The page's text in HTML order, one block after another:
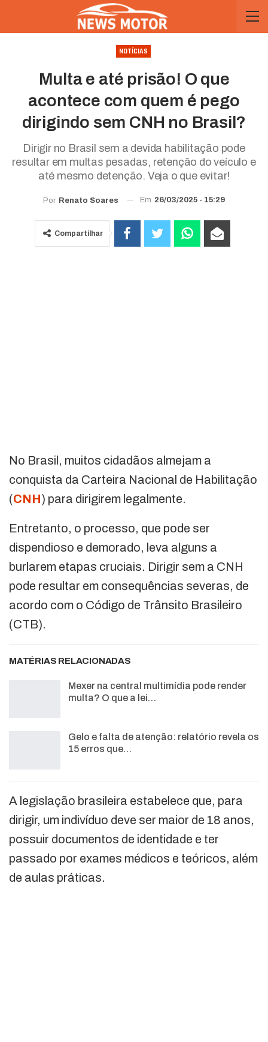
NOTÍCIAS
Multa e até prisão! O que
acontece com quem é pego
dirigindo sem CNH no Brasil?
Dirigir no Brasil sem a devida habilitação pode
resultar em multas pesadas, retenção do veículo e
até mesmo detenção. Veja o que evitar!
Por Renato Soares Em 26/03/2025 - 15:29
Compartilhar
No Brasil, muitos cidadãos almejam a
conquista da Carteira Nacional de Habilitação
(CNH) para dirigirem legalmente.
Entretanto, o processo, que pode ser
dispendioso e demorado, leva alguns a
burlarem etapas cruciais. Dirigir sem a CNH
pode resultar em consequências severas, de
acordo com o Código de Trânsito Brasileiro
(CTB).
MATÉRIAS RELACIONADAS
Mexer na central multimídia pode render
multa? O que a lei…
Gelo e falta de atenção: relatório revela os
15 erros que…
A legislação brasileira estabelece que, para
dirigir, um indivíduo deve ser maior de 18 anos,
possuir documentos de identidade e ter
passado por exames médicos e teóricos, além
de aulas práticas.